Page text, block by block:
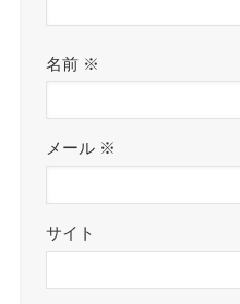
名前 ※
メール ※
サイト